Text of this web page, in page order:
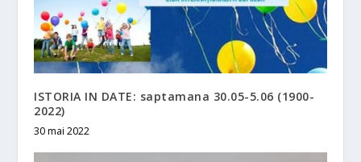
ISTORIA IN DATE: saptamana 30.05-5.06 (1900-
2022)
30 mai 2022